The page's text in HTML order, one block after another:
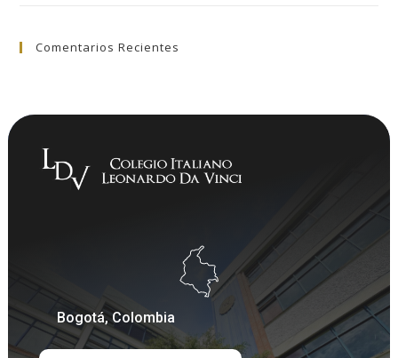
Comentarios Recientes
Bogotá, Colombia